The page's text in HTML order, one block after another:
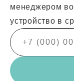
менеджером
устройство в